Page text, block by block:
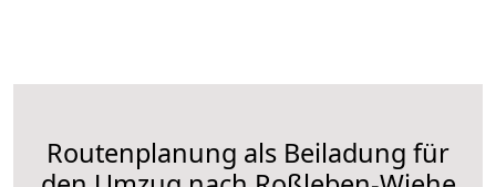
Routenplanung als Beiladung für